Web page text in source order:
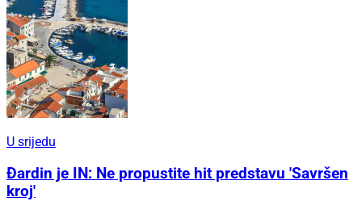
U srijedu
Đardin je IN: Ne propustite hit predstavu 'Savršen
kroj'